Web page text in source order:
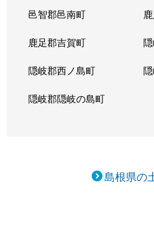
邑智郡邑南町
鹿足郡吉賀町
隠岐郡西ノ島町
隠岐郡隠岐の島町
島根県の